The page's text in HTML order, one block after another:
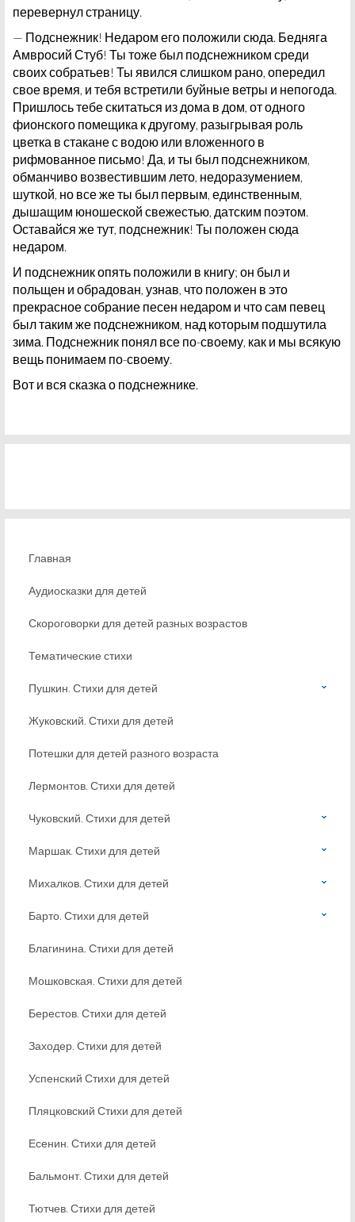
перевернул страницу.
— Подснежник! Недаром его положили сюда. Бедняга
Амвросий Стуб! Ты тоже был подснежником среди
своих собратьев! Ты явился слишком рано, опередил
свое время, и тебя встретили буйные ветры и непогода.
Пришлось тебе скитаться из дома в дом, от одного
фионского помещика к другому, разыгрывая роль
цветка в стакане с водою или вложенного в
рифмованное письмо! Да, и ты был подснежником,
обманчиво возвестившим лето, недоразумением,
шуткой, но все же ты был первым, единственным,
дышащим юношеской свежестью, датским поэтом.
Оставайся же тут, подснежник! Ты положен сюда
недаром.
И подснежник опять положили в книгу; он был и
польщен и обрадован, узнав, что положен в это
прекрасное собрание песен недаром и что сам певец
был таким же подснежником, над которым подшутила
зима. Подснежник понял все по-своему, как и мы всякую
вещь понимаем по-своему.
Вот и вся сказка о подснежнике.
Главная
Аудиосказки для детей
Скороговорки для детей разных возрастов
Тематические стихи
Пушкин. Стихи для детей
Жуковский. Стихи для детей
Потешки для детей разного возраста
Лермонтов. Стихи для детей
Чуковский. Стихи для детей
Маршак. Стихи для детей
Михалков. Стихи для детей
Барто. Стихи для детей
Благинина. Стихи для детей
Мошковская. Стихи для детей
Берестов. Стихи для детей
Заходер. Стихи для детей
Успенский Стихи для детей
Пляцковский Стихи для детей
Есенин. Стихи для детей
Бальмонт. Стихи для детей
Тютчев. Стихи для детей